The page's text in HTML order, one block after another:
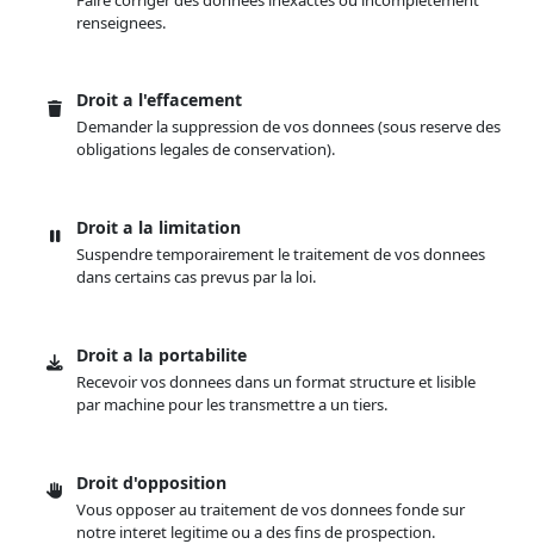
renseignees.
Droit a l'effacement
Demander la suppression de vos donnees (sous reserve des
obligations legales de conservation).
Droit a la limitation
Suspendre temporairement le traitement de vos donnees
dans certains cas prevus par la loi.
Droit a la portabilite
Recevoir vos donnees dans un format structure et lisible
par machine pour les transmettre a un tiers.
Droit d'opposition
Vous opposer au traitement de vos donnees fonde sur
notre interet legitime ou a des fins de prospection.